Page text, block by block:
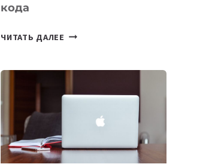
кода
ЧИТАТЬ ДАЛЕЕ 7
КОТОРЫЕ
СОЗДАВАТЬ
БЕЗ